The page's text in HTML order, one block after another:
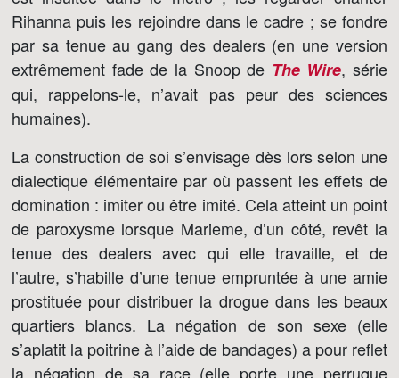
Rihanna puis les rejoindre dans le cadre ; se fondre
par sa tenue au gang des dealers (en une version
extrêmement fade de la Snoop de The Wire, série
qui, rappelons-le, n’avait pas peur des sciences
humaines).
La construction de soi s’envisage dès lors selon une
dialectique élémentaire par où passent les effets de
domination : imiter ou être imité. Cela atteint un point
de paroxysme lorsque Marieme, d’un côté, revêt la
tenue des dealers avec qui elle travaille, et de
l’autre, s’habille d’une tenue empruntée à une amie
prostituée pour distribuer la drogue dans les beaux
quartiers blancs. La négation de son sexe (elle
s’aplatit la poitrine à l’aide de bandages) a pour reflet
la négation de sa race (elle porte une perruque